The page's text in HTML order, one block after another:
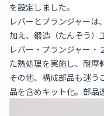
を設定しました。
レバーとプランジャーは
加え、鍛造（たんぞう）
レバー・プランジャー・
た熱処理を実施し、耐摩
その他、構成部品も迷う
品を含めキット化。部品